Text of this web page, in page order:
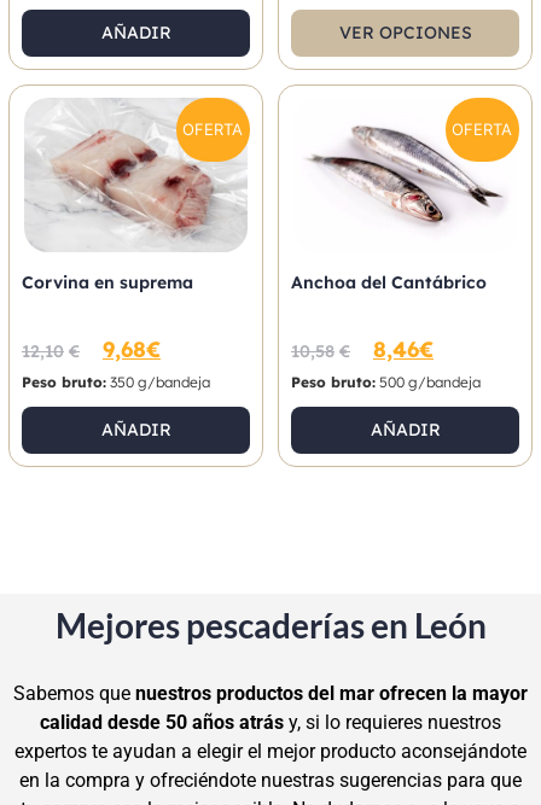
AÑADIR VER OPCIONES
OFERTA
Corvina en suprema
12,10 € 9,68€
Peso bruto: 350 g/bandeja
AÑADIR
OFERTA
Anchoa del Cantábrico
10,58 € 8,46€
Peso bruto: 500 g/bandeja
AÑADIR
Mejores pescaderías en León
Sabemos que nuestros productos del mar ofrecen la mayor
calidad desde 50 años atrás y, si lo requieres nuestros
expertos te ayudan a elegir el mejor producto aconsejándote
en la compra y ofreciéndote nuestras sugerencias para que